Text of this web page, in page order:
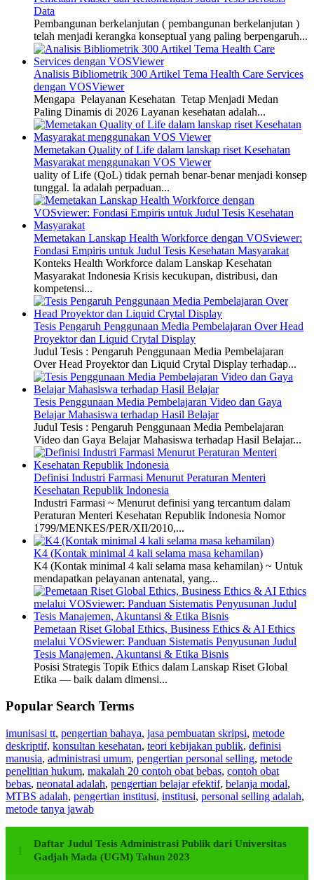
Data
Pembangunan berkelanjutan ( pembangunan berkelanjutan )
telah menjadi kerangka konseptual yang paling berpengaruh...
Analisis Bibliometrik 300 Artikel Tema Health Care Services
dengan VOSViewer
Mengapa Pelayanan Kesehatan Tetap Menjadi Medan
Paling Dinamis di 2026 Layanan kesehatan adalah...
Memetakan Quality of Life dalam lanskap riset Kesehatan
Masyarakat menggunakan VOS Viewer
uality of Life (QoL) tidak pernah benar-benar menjadi konsep
tunggal. Ia adalah perpaduan...
Memetakan Lanskap Health Workforce dengan VOSviewer:
Fondasi Empiris untuk Judul Tesis Kesehatan Masyarakat
Konteks Health Workforce dalam Lanskap Kesehatan
Masyarakat Indonesia Krisis kecukupan, distribusi, dan
kompetensi...
Tesis Pengaruh Penggunaan Media Pembelajaran Over Head
Proyektor dan Liquid Crytal Display
Judul Tesis : Pengaruh Penggunaan Media Pembelajaran
Over Head Proyektor dan Liquid Crytal Display terhadap...
Tesis Penggunaan Media Pembelajaran Video dan Gaya
Belajar Mahasiswa terhadap Hasil Belajar
Judul Tesis : Pengaruh Penggunaan Media Pembelajaran
Video dan Gaya Belajar Mahasiswa terhadap Hasil Belajar...
Definisi Industri Farmasi Menurut Peraturan Menteri
Kesehatan Republik Indonesia
Industri Farmasi ~ Menurut definisi yang tercantum dalam
Peraturan Menteri Kesehatan Republik Indonesia Nomor
1799/MENKES/PER/XII/2010,...
K4 (Kontak minimal 4 kali selama masa kehamilan)
K4 (Kontak minimal 4 kali selama masa kehamilan) ~ Untuk
mendapatkan pelayanan antenatal, yang...
Pemetaan Riset Global Ethics, Business Ethics & AI Ethics
melalui VOSviewer: Panduan Sistematis Penyusunan Judul
Tesis Manajemen, Akuntansi & Etika Bisnis
Posisi Strategis Topik Ethics dalam Lanskap Riset Global
Etika — baik dalam dimensi...
Popular Search Terms
imunisasi tt, pengertian bahaya, jasa pembuatan skripsi, metode
deskriptif, konsultan kesehatan, teori kebijakan publik, definisi
manusia, administrasi umum, pengertian personal selling, metode
penelitian hukum, makalah 20 contoh obat bebas, contoh obat
bebas, neonatal adalah, pengertian belajar efektif, belanja modal,
MTBS adalah, pengertian institusi, institusi, personal selling adalah,
metode tanya jawab
Daftar Judul Tesis Administrasi Publik dari Universitas
Gadjah Mada (UGM) Tahun 2023